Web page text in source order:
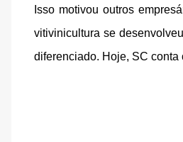
Isso motivou outros
vitivinicultura se
diferenciado. Hoje, SC